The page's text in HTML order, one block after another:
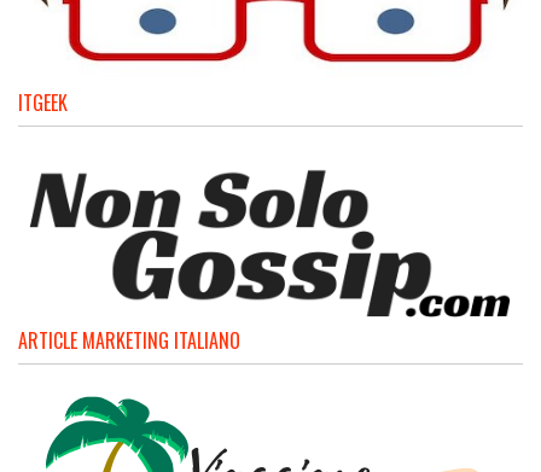
ITGEEK
ARTICLE MARKETING ITALIANO